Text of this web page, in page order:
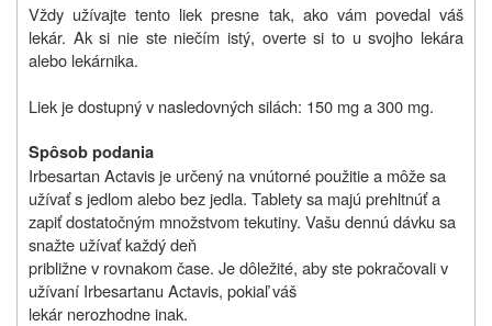
Vždy užívajte tento liek presne tak, ako vám povedal váš
lekár. Ak si nie ste niečím istý, overte si to u svojho lekára
alebo lekárnika.
Liek je dostupný v nasledovných silách: 150 mg a 300 mg.
Spôsob podania
Irbesartan Actavis je určený na vnútorné použitie a môže sa
užívať s jedlom alebo bez jedla. Tablety sa majú prehltnúť a
zapiť dostatočným množstvom tekutiny. Vašu dennú dávku sa
snažte užívať každý deň
približne v rovnakom čase. Je dôležité, aby ste pokračovali v
užívaní Irbesartanu Actavis, pokiaľ váš
lekár nerozhodne inak.